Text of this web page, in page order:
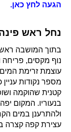
הגעה לחץ כאן.
נחל ראש
בתוך המושבה
נוף מקסים, פריחה
עוצמת זרימת
מספר נקודות
קטנית שהוקמה
בנעוריו. המקום
ולהתרענן במים
עצירת קפה קצרה